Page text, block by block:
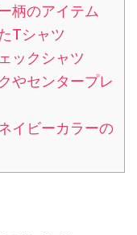
柄のアイテム
Tシャツ
ックシャツ
やセンタープレ
イビーカラーの